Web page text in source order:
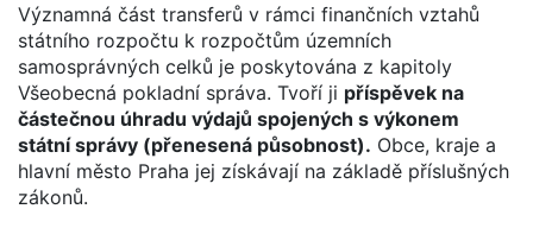
Významná část transferů v rámci finančních vztahů
státního rozpočtu k rozpočtům územních
samosprávných celků je poskytována z kapitoly
Všeobecná pokladní správa. Tvoří ji příspěvek na
částečnou úhradu výdajů spojených s výkonem
státní správy (přenesená působnost). Obce, kraje a
hlavní město Praha jej získávají na základě příslušných
zákonů.